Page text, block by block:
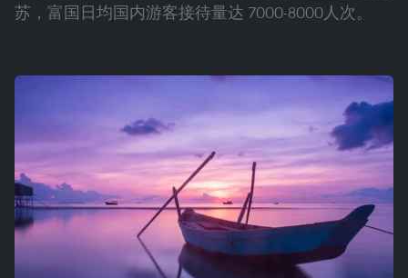
苏，富国日均国内游客接待量达 7000-8000人次。